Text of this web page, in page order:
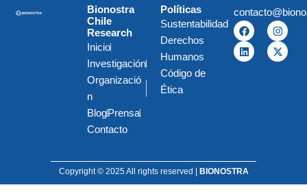
Bionostra
Chile
Research
Inicio
Investigación
Organizació
n
BlogPrensa
Contacto
Políticas
Sustentabilidad
Derechos
Humanos
Código de
Ética
F
a
c
e
b
I
n
s
t
a
L
i
n
k
e
X
-
t
w
i
Copyright © 2025 All rights reserved | BIONOSTRA